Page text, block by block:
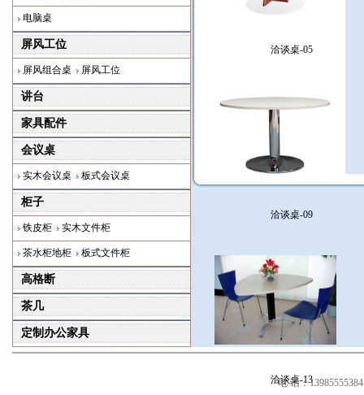
电脑桌
屏风工位
屏风组合桌 屏风工位
讲台
家具配件
会议桌
实木会议桌 板式会议桌
柜子
铁皮柜 实木文件柜
茶水柜地柜 板式文件柜
高格断
茶几
定制办公家具
洽谈桌-05
洽谈桌-09
洽谈桌-13
电 话：